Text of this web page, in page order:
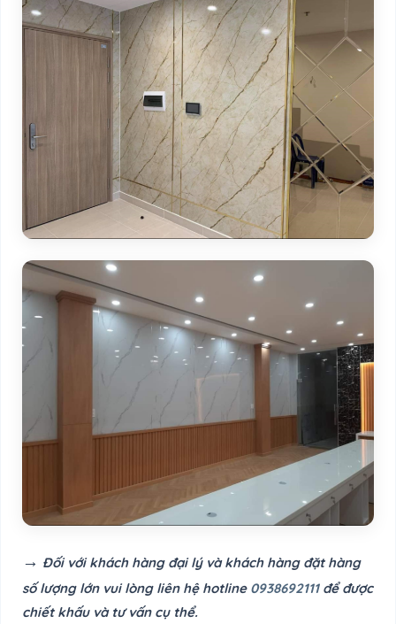
→ Đối với khách hàng đại lý và khách hàng đặt hàng
số lượng lớn vui lòng liên hệ hotline 0938692111để được
chiết khấu và tư vấn cụ thể.